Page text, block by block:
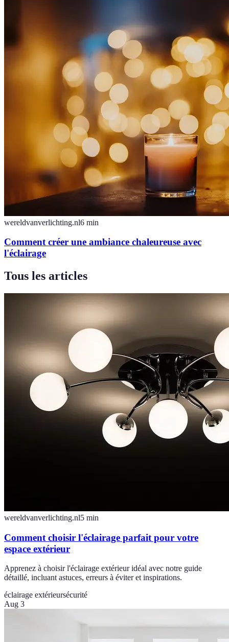
wereldvanverlichting.nl6 min
Comment créer une ambiance chaleureuse avec
l'éclairage
Tous les articles
wereldvanverlichting.nl5 min
Comment choisir l'éclairage parfait pour votre
espace extérieur
Apprenez à choisir l'éclairage extérieur idéal avec notre guide
détaillé, incluant astuces, erreurs à éviter et inspirations.
éclairage extérieursécurité
Aug 3